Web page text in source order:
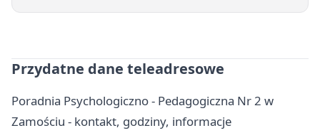
Przydatne dane teleadresowe
Poradnia Psychologiczno - Pedagogiczna Nr 2 w
Zamościu - kontakt, godziny, informacje